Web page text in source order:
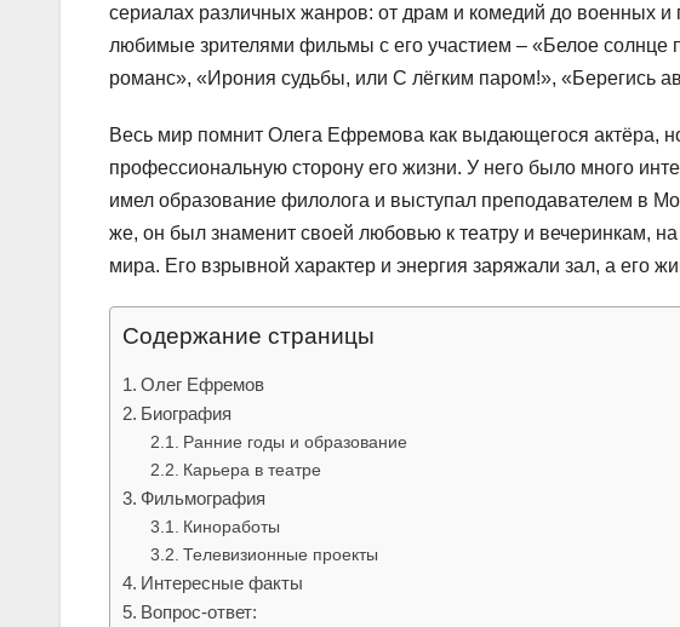
сериалах различных жанров: от драм и комедий до военных
любимые зрителями фильмы с его участием – «Белое солнце
романс», «Ирония судьбы, или С лёгким паром!», «Берегись
Весь мир помнит Олега Ефремова как выдающегося актёра,
профессиональную сторону его жизни. У него было много
имел образование филолога и выступал преподавателем в
же, он был знаменит своей любовью к театру и вечеринкам,
мира. Его взрывной характер и энергия заряжали зал, а его
Содержание страницы
Олег Ефремов
Биография
Ранние годы и образование
Карьера в театре
Фильмография
Киноработы
Телевизионные проекты
Интересные факты
Вопрос-ответ: